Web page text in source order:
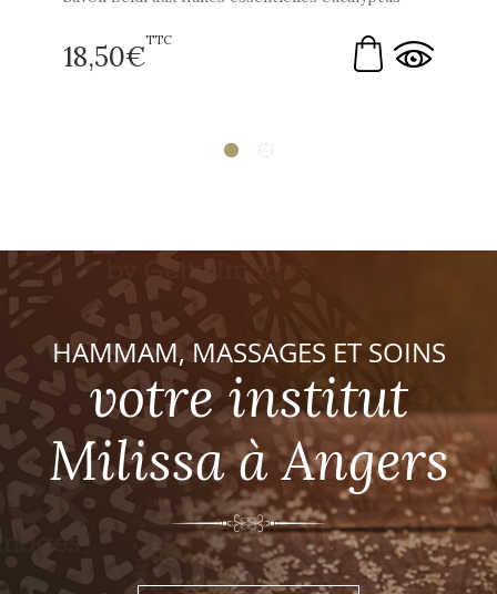
18,50€TTC
HAMMAM, MASSAGES ET SOINS
votre institut
Milissa à Angers